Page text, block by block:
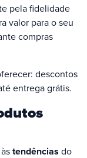
pela fidelidade
valor para o seu
compras
descontos
entrega grátis.
tendências do